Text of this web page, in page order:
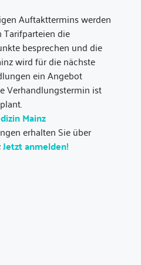
Auftakttermins werden
die
besprechen und die
wird für die nächste
ein Angebot
Verhandlungstermin ist
Mainz
erhalten Sie über
Jetzt anmelden!